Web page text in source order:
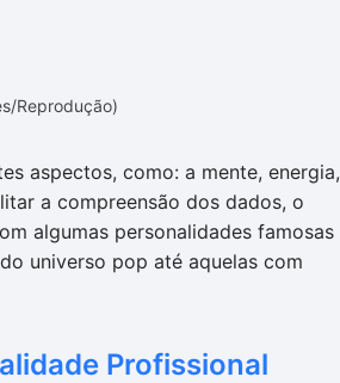
Reprodução)
aspectos, como: a mente, energia,
a compreensão dos dados, o
algumas personalidades famosas
universo pop até aquelas com
Profissional